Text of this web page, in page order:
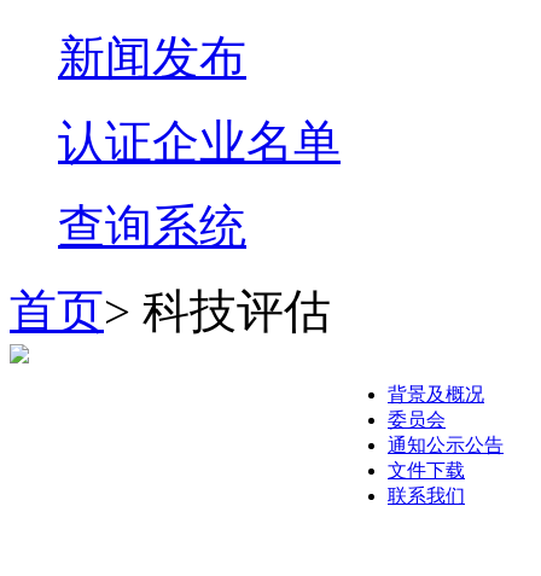
新闻发布
认证企业名单
查询系统
首页> 科技评估
背景及概况
委员会
通知公示公告
文件下载
联系我们